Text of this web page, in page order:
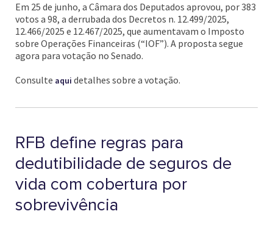
Em 25 de junho, a Câmara dos Deputados aprovou, por 383
votos a 98, a derrubada dos Decretos n. 12.499/2025,
12.466/2025 e 12.467/2025, que aumentavam o Imposto
sobre Operações Financeiras (“IOF”). A proposta segue
agora para votação no Senado.
Consulte aqui detalhes sobre a votação.
RFB define regras para
dedutibilidade de seguros de
vida com cobertura por
sobrevivência